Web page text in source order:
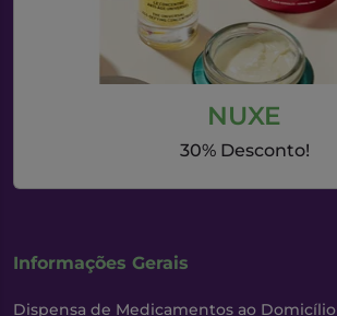
NUXE
30% Desconto!
Informações Gerais
Dispensa de Medicamentos ao Domicílio